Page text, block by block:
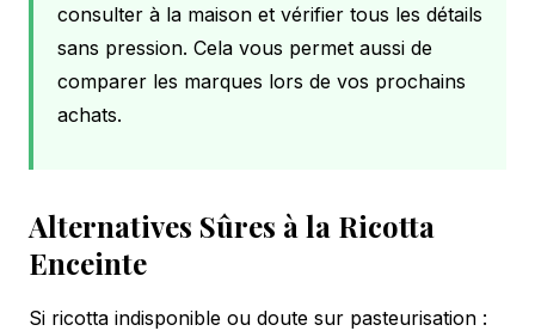
consulter à la maison et vérifier tous les détails
sans pression. Cela vous permet aussi de
comparer les marques lors de vos prochains
achats.
Alternatives Sûres à la Ricotta
Enceinte
Si ricotta indisponible ou doute sur pasteurisation :